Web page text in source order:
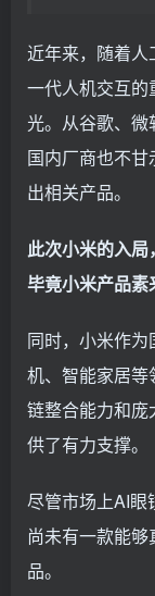
近年来，随着
一代人机交互的
光。从谷歌、微
国内厂商也不
出相关产品。
此次小米的入局
毕竟小米产品素
同时，小米作
机、智能家居
链整合能力和
供了有力支撑。
尽管市场上AI眼
尚未有一款能够
品。